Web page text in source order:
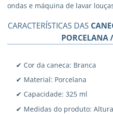
ondas e máquina de lavar
CARACTERÍSTICAS DAS
PORCELANA
✔ Cor da caneca: Branca
✔ Material: Porcelana
✔ Capacidade: 325 ml
✔ Medidas do produto: